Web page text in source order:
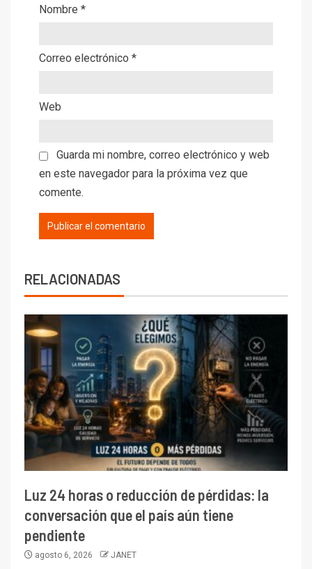
Nombre *
Correo electrónico *
Web
Guarda mi nombre, correo electrónico y web
en este navegador para la próxima vez que
comente.
RELACIONADAS
Luz 24 horas o reducción de pérdidas: la
conversación que el país aún tiene
pendiente
agosto 6, 2026 JANET